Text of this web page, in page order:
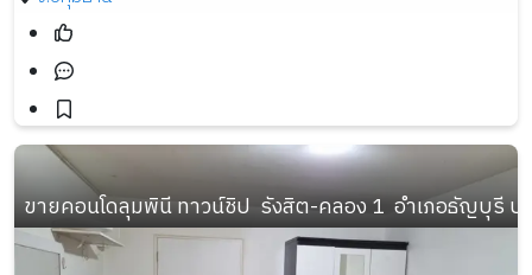
ขายคอนโดลุมพินี ทาวน์ชิป  รังสิต-คลอง 1  อำเภอธัญบุรี